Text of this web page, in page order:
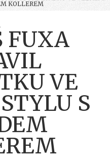
KOLLEREM
FUXA
VE
S